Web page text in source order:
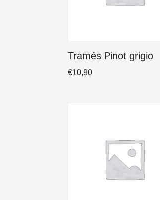
Tramés Pinot grigio
€10,90